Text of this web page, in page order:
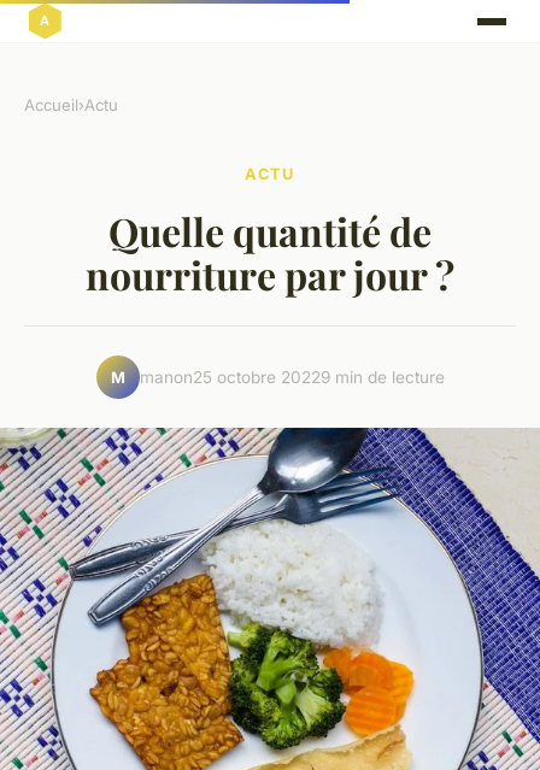
Accueil›Actu
ACTU
Quelle quantité de
nourriture par jour ?
M manon25 octobre 20229 min de lecture